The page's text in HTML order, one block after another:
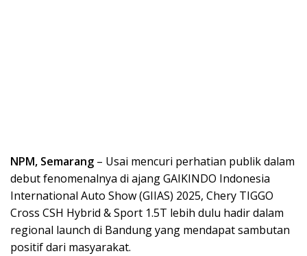
NPM, Semarang – Usai mencuri perhatian publik dalam
debut fenomenalnya di ajang GAIKINDO Indonesia
International Auto Show (GIIAS) 2025, Chery TIGGO
Cross CSH Hybrid & Sport 1.5T lebih dulu hadir dalam
regional launch di Bandung yang mendapat sambutan
positif dari masyarakat.